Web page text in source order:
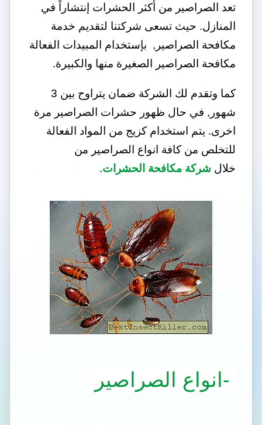
تعد الصراصير من أكثر الحشرات إنتشاراً في
المنازل. حيث تسعى شركتنا لتقديم خدمة
مكافحة الصراصير, بإستخدام المبيدات الفعالة
مكافحة الصراصير الصغيرة منها والكبيرة.
كما وتقدم لك الشركة ضمان يتراوح بين 3
شهور, في حال ظهور حشرات الصراصير مرة
اخرى. يتم استخدام كزيج من المواد الفعالة
للتخلص من كافة انواع الصراصير من
خلال شركة مكافحة الحشرات.
-انواع الصراصير